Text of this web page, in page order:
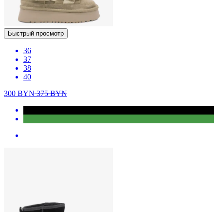
Быстрый просмотр
36
37
38
40
300 BYN375BYN